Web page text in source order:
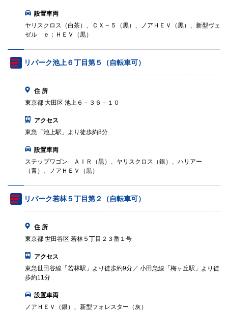
設置車両
ヤリスクロス（白茶）、ＣＸ－５（黒）、ノアＨＥＶ（黒）、新型ヴェ
ゼル ｅ：ＨＥＶ（黒）
リパーク池上６丁目第５（自転車可）
住 所
東京都 大田区 池上６－３６－１０
アクセス
東急「池上駅」より徒歩約8分
設置車両
ステップワゴン ＡＩＲ（黒）、ヤリスクロス（銀）、ハリアー
（青）、ノアＨＥＶ（黒）
リパーク若林５丁目第２（自転車可）
住 所
東京都 世田谷区 若林５丁目２３番１号
アクセス
東急世田谷線「若林駅」より徒歩約9分／ 小田急線「梅ヶ丘駅」より徒
歩約11分
設置車両
ノアＨＥＶ（銀）、新型フォレスター（灰）